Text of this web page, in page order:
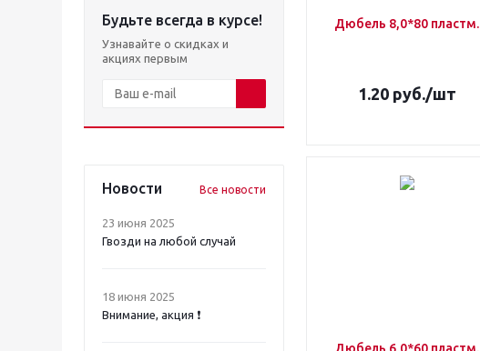
Будьте всегда в курсе!
Узнавайте о скидках и
акциях первым
Новости Все новости
23 июня 2025
Гвозди на любой случай
18 июня 2025
Внимание, акция ❗️
Дюбель 8,0*80 пластм.
1.20руб./шт